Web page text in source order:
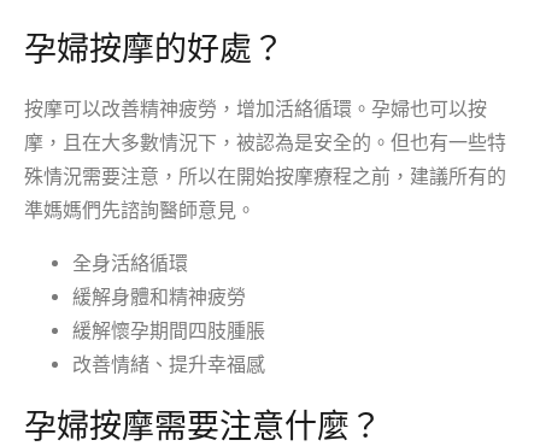
孕婦按摩的好處？
按摩可以改善精神疲勞，增加活絡循環。孕婦也可以按
摩，且在大多數情況下，被認為是安全的。但也有一些特
殊情況需要注意，所以在開始按摩療程之前，建議所有的
準媽媽們先諮詢醫師意見。
全身活絡循環
緩解身體和精神疲勞
緩解懷孕期間四肢腫脹
改善情緒、提升幸福感
孕婦按摩需要注意什麼？